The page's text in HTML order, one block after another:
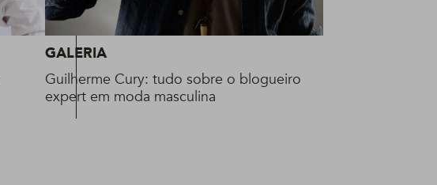
GALERIA
Guilherme Cury: tudo sobre o blogueiro
expert em moda masculina